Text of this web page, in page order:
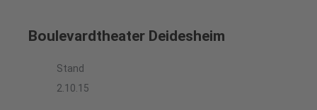
Boulevardtheater Deidesheim
Stand
2.10.15